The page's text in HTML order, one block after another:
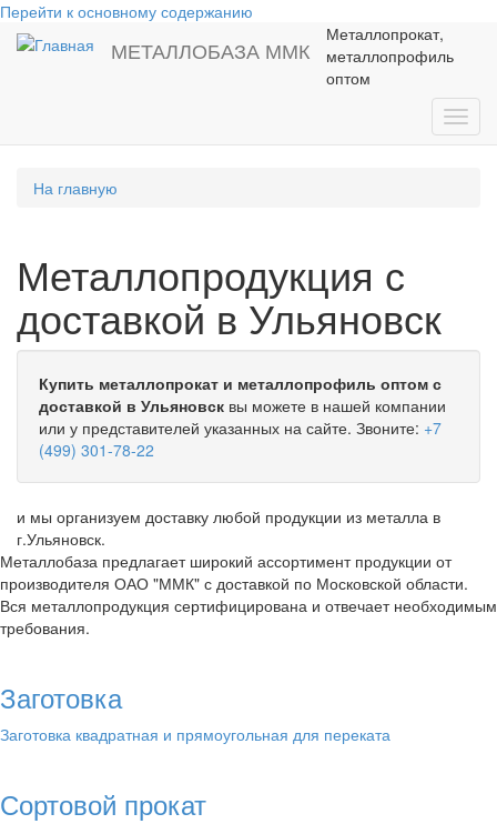
Перейти к основному содержанию
МЕТАЛЛОБАЗА ММК
Металлопрокат,
металлопрофиль
оптом
На главную
Металлопродукция с
доставкой в Ульяновск
Купить металлопрокат и металлопрофиль оптом с
доставкой в Ульяновск вы можете в нашей компании
или у представителей указанных на сайте. Звоните: +7
(499) 301-78-22
и мы организуем доставку любой продукции из металла в
г.Ульяновск.
Металлобаза предлагает широкий ассортимент продукции от
производителя ОАО "ММК" с доставкой по Московской области.
Вся металлопродукция сертифицирована и отвечает необходимым
требования.
Заготовка
Заготовка квадратная и прямоугольная для переката
Сортовой прокат